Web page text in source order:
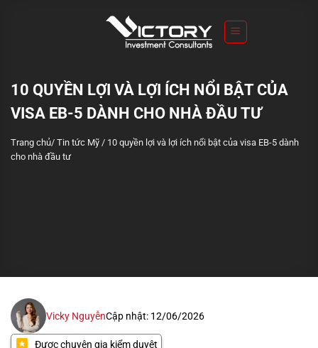
10 QUYỀN LỢI VÀ LỢI ÍCH NỔI BẬT CỦA
VISA EB-5 DÀNH CHO NHÀ ĐẦU TƯ
Trang chủ/ Tin tức Mỹ / 10 quyền lợi và lợi ích nổi bật của visa EB-5 dành
cho nhà đầu tư
Vicky NguyễnCập nhật: 12/06/2026
Được chuyên gia kiểm duyệt